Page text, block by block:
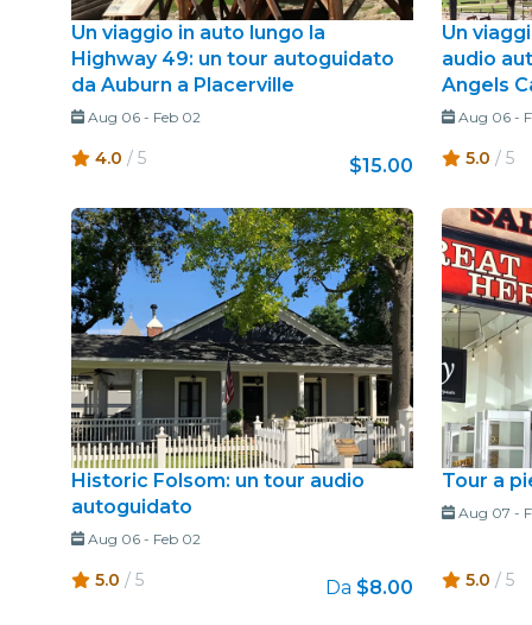
Un viaggio in auto lungo la
Highway 49: un tour autoguidato
da Auburn a Placerville
Aug 06- Feb 02
4.0 / 5 $15.00
Un
audio
Angels
Aug 06-
5.0 / 5
Historic Folsom: un tour audio
autoguidato
Aug 06- Feb 02
5.0 / 5 Da $8.00
Tour a
Aug 07 -
5.0 / 5